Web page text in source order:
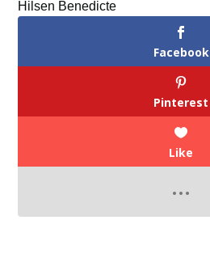
Hilsen Benedicte
Facebook
Pinterest
Like